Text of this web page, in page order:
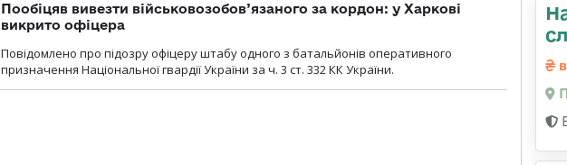
Пообіцяв вивезти військовозобов’язаного за кордон: у Харкові
викрито офіцера
Повідомлено про підозру офіцеру штабу одного з батальйонів оперативного
призначення Національної гвардії України за ч. 3 ст. 332 КК України.